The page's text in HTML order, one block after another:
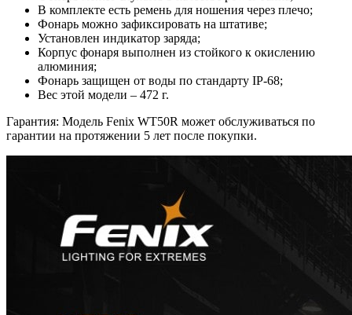
В комплекте есть ремень для ношения через плечо;
Фонарь можно зафиксировать на штативе;
Установлен индикатор заряда;
Корпус фонаря выполнен из стойкого к окислению
алюминия;
Фонарь защищен от воды по стандарту IP-68;
Вес этой модели – 472 г.
Гарантия: Модель Fenix WT50R может обслуживаться по
гарантии на протяжении 5 лет после покупки.